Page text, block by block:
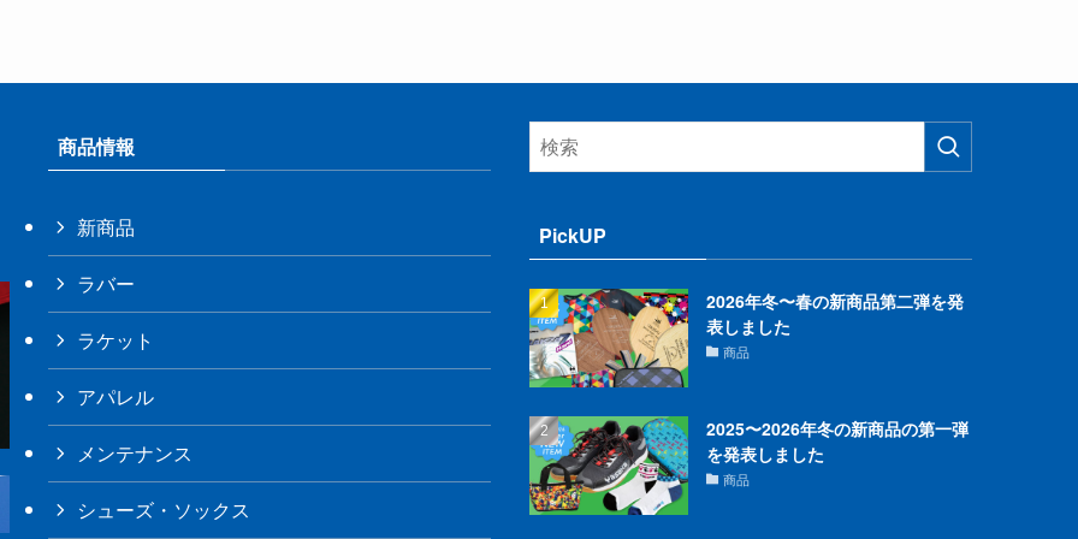
商品情報
新商品
ラバー
ラケット
アパレル
メンテナンス
シューズ・ソックス
PickUP
2026年冬〜春の新商品第二弾を発
表しました
商品
2025〜2026年冬の新商品の第一弾
を発表しました
商品